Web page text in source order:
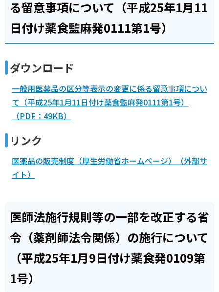
る留意事項について（平成25年1月11
日付け薬食監麻発0111第1号）
ダウンロード
一般用医薬品の区分等表示の変更に係る留意事項につい
て（平成25年1月11日付け薬食監麻発0111第1号）
（PDF：49KB）
リンク
医薬品の販売制度（厚生労働省ホームページ）（外部サ
イト）
医師法施行規則等の一部を改正する省
令（薬剤師法令関係）の施行について
（平成25年1月9日付け薬食発0109第
1号）